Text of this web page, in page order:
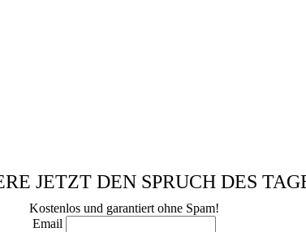
JETZT DEN SPRUCH DES
Kostenlos und garantiert ohne Spam!
Email